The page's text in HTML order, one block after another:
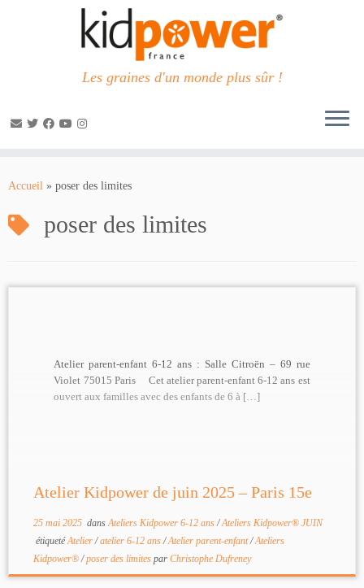
Les graines d'un monde plus sûr !
Accueil » poser des limites
poser des limites
Atelier parent-enfant 6-12 ans : Salle Citroën – 69 rue
Violet 75015 Paris Cet atelier parent-enfant 6-12 ans est
ouvert aux familles avec des enfants de 6 à […]
Atelier Kidpower de juin 2025 – Paris 15e
25 mai 2025dansAteliers Kidpower 6-12 ans/Ateliers Kidpower® JUIN
étiquetéAtelier/atelier 6-12 ans/Atelier parent-enfant/Ateliers
Kidpower®/poser des limites par Christophe Dufreney